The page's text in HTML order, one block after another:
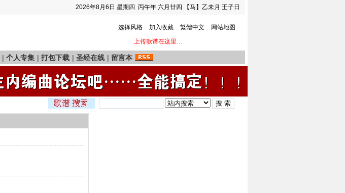
2026年8月6日 星期四 丙午年 六月廿四 【马】乙未月 壬子日
选择风格 加入收藏 繁體中文
网站地图
上传歌谱在这里…
| 个人专集 | 打包下载 | 圣经在线 | 留言本